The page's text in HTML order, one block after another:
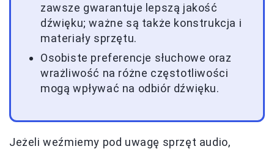
zawsze gwarantuje lepszą jakość
dźwięku; ważne są także konstrukcja i
materiały sprzętu.
Osobiste preferencje słuchowe oraz
wrażliwość na różne częstotliwości
mogą wpływać na odbiór dźwięku.
Jeżeli weźmiemy pod uwagę sprzęt audio,